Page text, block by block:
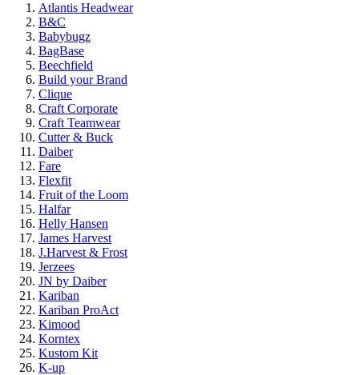
Atlantis Headwear
B&C
Babybugz
BagBase
Beechfield
Build your Brand
Clique
Craft Corporate
Craft Teamwear
Cutter & Buck
Daiber
Fare
Flexfit
Fruit of the Loom
Halfar
Helly Hansen
James Harvest
J.Harvest & Frost
Jerzees
JN by Daiber
Kariban
Kariban ProAct
Kimood
Korntex
Kustom Kit
K-up